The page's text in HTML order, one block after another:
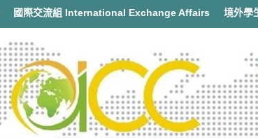
國際交流組 International Exchange Affairs 境外學